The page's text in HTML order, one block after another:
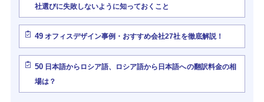
社選びに失敗しないように知っておくこと
49オフィスデザイン事例・おすすめ会社27社を徹底解説！
50日本語からロシア語、ロシア語から日本語への翻訳料金の相
場は？